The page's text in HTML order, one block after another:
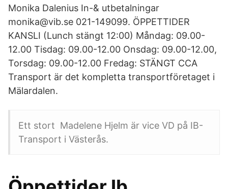
Monika Dalenius In-& utbetalningar
monika@vib.se 021-149099. ÖPPETTIDER
KANSLI (Lunch stängt 12:00) Måndag: 09.00-
12.00 Tisdag: 09.00-12.00 Onsdag: 09.00-12.00,
Torsdag: 09.00-12.00 Fredag: STÄNGT CCA
Transport är det kompletta transportföretaget i
Mälardalen.
Ett stort Madelene Hjelm är vice VD på IB-
Transport i Västerås.